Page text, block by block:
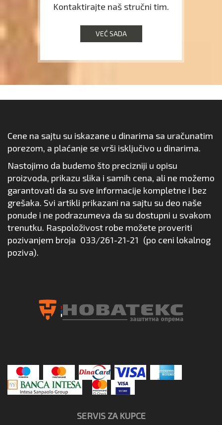
Kontaktirajte naš stručni tim.
VEĆ SADA
Cene na sajtu su iskazane u dinarima sa uračunatim
porezom, a plaćanje se vrši isključivo u dinarima.
Nastojimo da budemo što precizniji u opisu
proizvoda, prikazu slika i samih cena, ali ne možemo
garantovati da su sve informacije kompletne i bez
grešaka. Svi artikli prikazani na sajtu su deo naše
ponude i ne podrazumeva da su dostupni u svakom
trenutku. Raspoloživost robe možete proveriti
pozivanjem broja 033/261-21-21 (po ceni lokalnog
poziva).
SERVIS ZA KUPCE